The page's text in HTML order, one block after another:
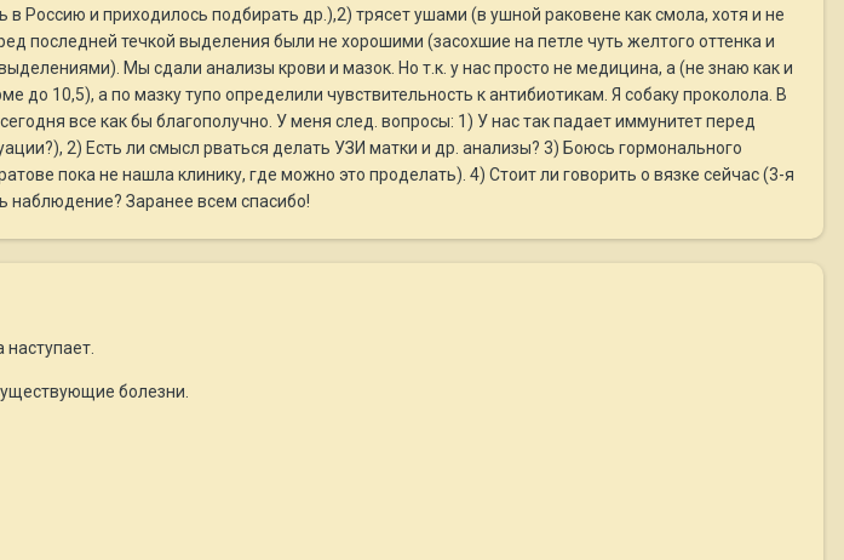
Россию и приходилось подбирать др.),2) трясет ушами (в ушной раковене как смола, хотя и не
последней течкой выделения были не хорошими (засохшие на петле чуть желтого оттенка и
Мы сдали анализы крови и мазок. Но т.к. у нас просто не медицина, а (не знаю как и
до 10,5), а по мазку тупо определили чувствительность к антибиотикам. Я собаку проколола. В
все как бы благополучно. У меня след. вопросы: 1) У нас так падает иммунитет перед
2) Есть ли смысл рваться делать УЗИ матки и др. анализы? 3) Боюсь гормонального
пока не нашла клинику, где можно это проделать). 4) Стоит ли говорить о вязке сейчас (3-я
наблюдение? Заранее всем спасибо!
наступает.
болезни.